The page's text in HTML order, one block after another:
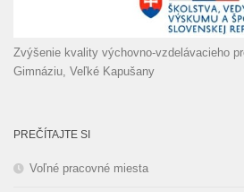
Zvýšenie kvality výchovno-vzdelávacieho
Gimnáziu, Veľké Kapušany
PREČÍTAJTE SI
Voľné pracovné miesta